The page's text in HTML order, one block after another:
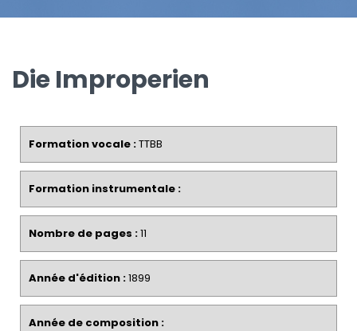
Die Improperien
Formation vocale :TTBB
Formation instrumentale :
Nombre de pages :11
Année d'édition :1899
Année de composition :